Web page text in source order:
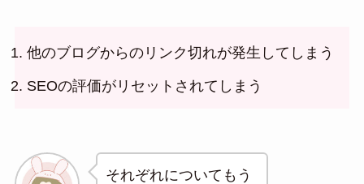
他のブログからのリンク切れが発生してしまう
SEOの評価がリセットされてしまう
それぞれについてもう